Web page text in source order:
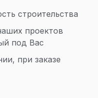
строительства
проектов
под Вас
при заказе